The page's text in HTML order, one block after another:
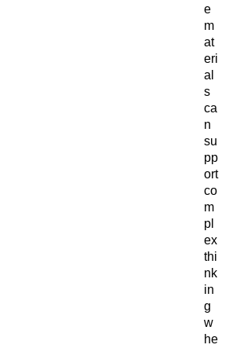
e
m
at
eri
al
s
ca
n
su
pp
ort
co
m
pl
ex
thi
nk
in
g
w
he